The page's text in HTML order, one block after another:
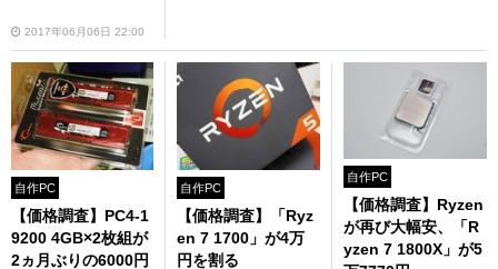
2017年06月06日 22:00
自作PC
【価格調査】PC4-1
9200 4GB×2枚組が
2ヵ月ぶりの6000円
自作PC
【価格調査】「Ryz
en 7 1700」が4万
円を割る
自作PC
【価格調査】Ryzen
が再び大幅安、「R
yzen 7 1800X」が5